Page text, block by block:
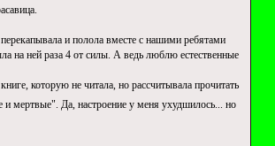
и полола вместе с нашими ребятами
на ней раза 4 от силы. А ведь люблю естественные
которую не читала, но рассчитывала прочитать
мертвые". Да, настроение у меня ухудшилось... но